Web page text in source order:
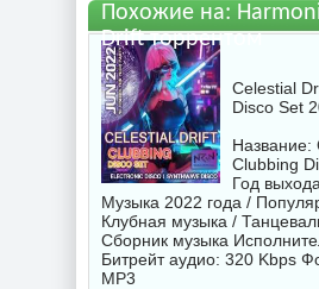
Похожие на:
Drift торрентом
Celestial
Disco Set
Название:
Clubbing
Год
Музыка 2022 года /
Клубная музыка /
Сборник музыка
Битрейт аудио: 320 Kbps
MP3